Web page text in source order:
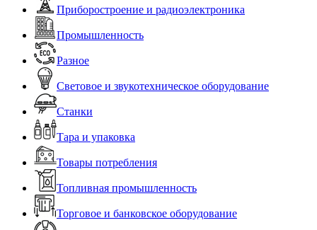
Приборостроение и радиоэлектроника
Промышленность
Разное
Световое и звукотехническое оборудование
Станки
Тара и упаковка
Товары потребления
Топливная промышленность
Торговое и банковское оборудование